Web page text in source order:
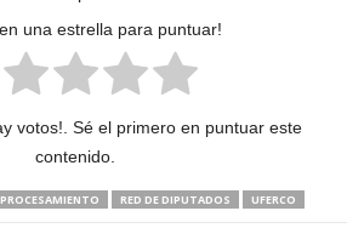
una estrella para puntuar!
votos!. Sé el primero en puntuar este
contenido.
RED DE DIPUTADOS UFERCO